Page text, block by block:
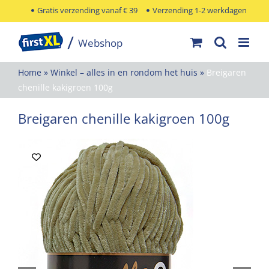
naar
inhoud
Gratis verzending vanaf € 39 Verzending 1-2 werkdagen
Home » Winkel – alles in en rondom het huis » Breigaren
chenille kakigroen 100g
Breigaren chenille kakigroen 100g